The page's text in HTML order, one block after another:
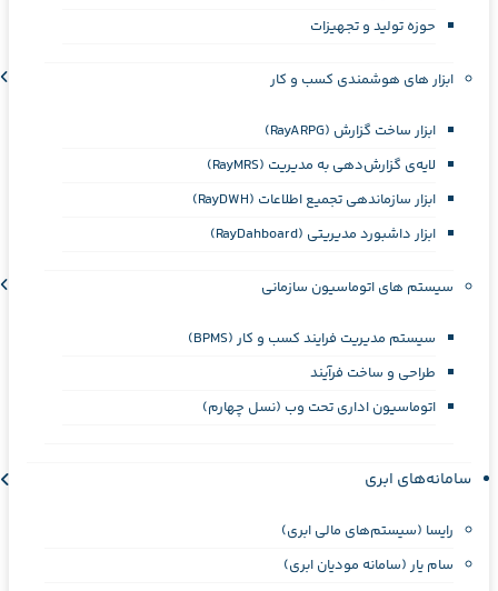
حوزه تولید و تجهیزات
ابزار های هوشمندی کسب و کار
ابزار ساخت گزارش (RayARPG)
لایه‌ی گزارش‌دهي به مديريت (RayMRS)
ابزار سازماندهی تجمیع اطلاعات (RayDWH)
ابزار داشبورد مدیریتی (RayDahboard)
سیستم های اتوماسیون سازمانی
سیستم مدیریت فرایند کسب و کار (BPMS)
طراحی و ساخت فرآیند
اتوماسیون اداری تحت وب (نسل چهارم)
سامانه‌های ابری
رایسا (سیستم‌های مالی ابری)
سام یار (سامانه مودیان ابری)